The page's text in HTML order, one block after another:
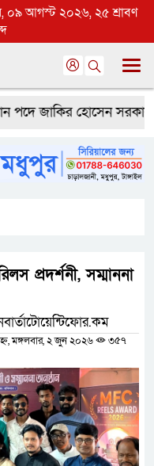
০৯ আগস্ট ২০২৬, ২৫ শ্রাবণ
হোসেন সরকারকে
প্রদর্শনী, সম্মাননা
মঙ্গলবার, ২ জুন ২০২৬
৩৫৭